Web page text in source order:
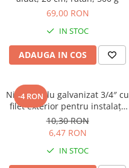
69,00 RON
IN STOC
ADAUGA IN COS
-4 RON
Niplu dublu galvanizat 3/4″ cu
filet exterior pentru instalații
de apă
10,30 RON
6,47 RON
IN STOC